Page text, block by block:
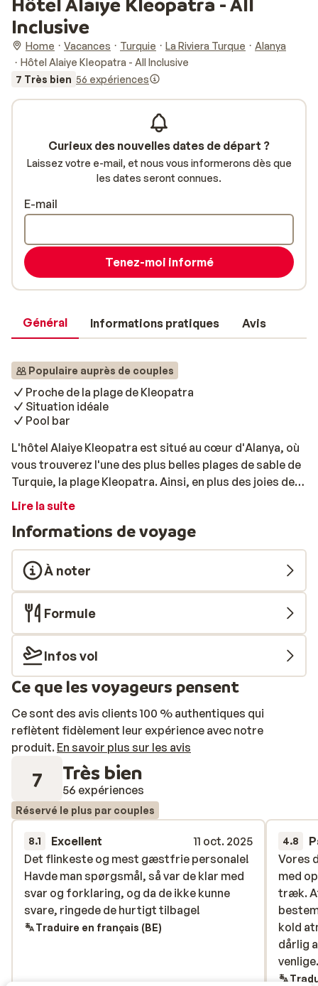
Inclusive
Home Vacances Turquie La Riviera Turque
Alanya
Hôtel Alaiye Kleopatra - All Inclusive
7 Très bien 56 expériences
Général Informations pratiques Avis
Populaire auprès de couples
Proche de la plage de Kleopatra
Situation idéale
Pool bar
L'hôtel Alaiye Kleopatra est situé au cœur d'Alanya, où
vous trouverez l'une des plus belles plages de sable de
Turquie, la plage Kleopatra. Ainsi, en plus des joies de la
piscine, vous pouvez également prendre un bain de
animé. Après quelques pas, vous arriverez au port
d'Alanya, où se trouvent de nombreux restaurants et
autres lieux de divertissement. Un séjour dans un hôtel
de qualité dans la ville animée d'Alany vous attend!
Lire la suite
Informations de voyage
À noter
Formule
Infos vol
Ce que les voyageurs pensent
Ce sont des avis clients 100 % authentiques qui
reflètent fidèlement leur expérience avec notre
produit. En savoir plus sur les avis
7 Très bien
56 expériences
Réservé le plus par couples
8.1 Excellent
11 oct. 2025
Det flinkeste og mest gæstfrie personale!
Havde man spørgsmål, så var de klar med
svar og forklaring, og da de ikke kunne
svare, ringede de hurtigt tilbage!
Det flinkeste og mest gæstfrie personale!
Havde man spørgsmål, så var de klar med
svar og forklaring, og da de ikke kunne
svare, ringede de hurtigt tilbage!
Traduire en français (BE)
4.8
Vores
med
træk.
kold
dårlig
Vores
med
træk.
kold
dårlig
Curieux des nouvelles dates de départ ?
Laissez votre e-mail, et nous vous informerons dès que
les dates seront connues.
E-mail
Tenez-moi informé